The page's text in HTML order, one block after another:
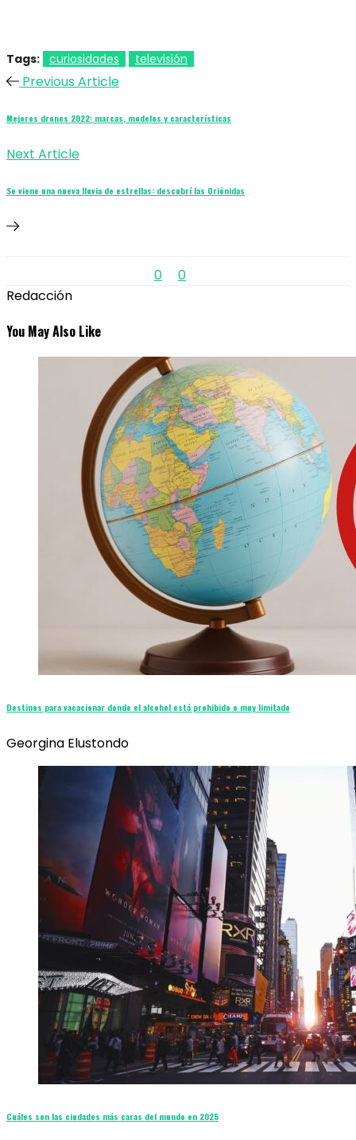
Tags: curiosidades televisión
Previous Article
Mejores drones 2022: marcas, modelos y características
Next Article
Se viene una nueva lluvia de estrellas: descubrí las Oriónidas
0
0
Redacción
You May Also Like
Destinos para vacacionar donde el alcohol está prohibido o muy limitado
Georgina Elustondo
Cuáles son las ciudades más caras del mundo en 2025